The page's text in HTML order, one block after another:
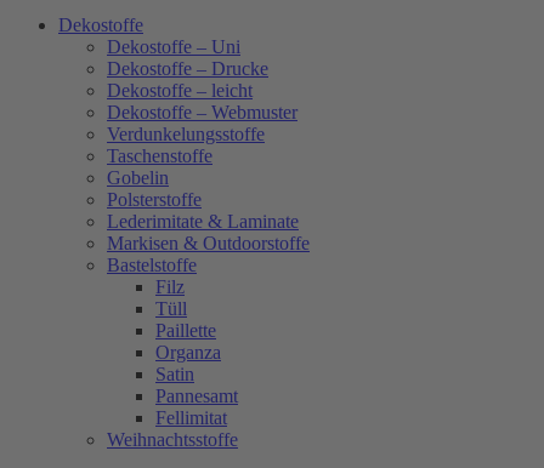
Dekostoffe
Dekostoffe – Uni
Dekostoffe – Drucke
Dekostoffe – leicht
Dekostoffe – Webmuster
Verdunkelungsstoffe
Taschenstoffe
Gobelin
Polsterstoffe
Lederimitate & Laminate
Markisen & Outdoorstoffe
Bastelstoffe
Filz
Tüll
Paillette
Organza
Satin
Pannesamt
Fellimitat
Weihnachtsstoffe